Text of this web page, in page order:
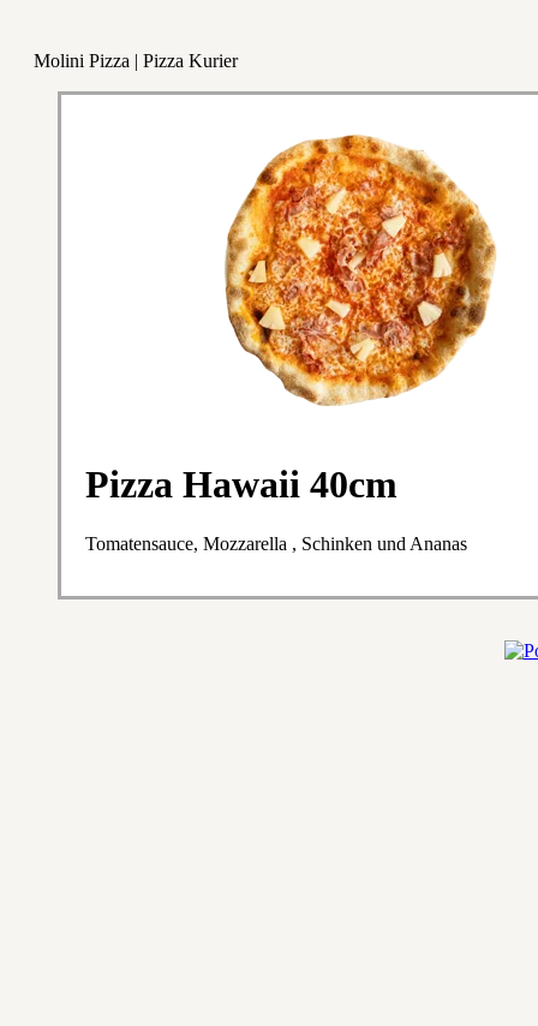
Molini Pizza | Pizza Kurier
Pizza Hawaii 40cm
Tomatensauce, Mozzarella , Schinken und Ananas